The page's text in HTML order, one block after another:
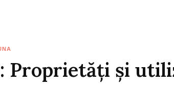
Proprietăți și